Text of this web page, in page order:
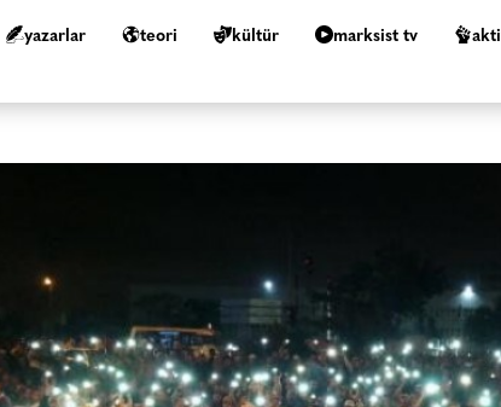
yazarlar teori kültür marksist tv